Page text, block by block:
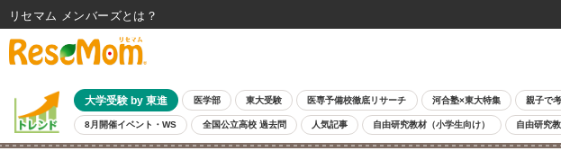
大学受験 by 東進 医学部 東大受験 医専予備校徹底リサーチ 河合塾×東大特集 親子で
8月開催イベント・WS 全国公立高校 過去問 人気記事 自由研究教材（小学生向け） 自由研究
リセマム メンバーズ